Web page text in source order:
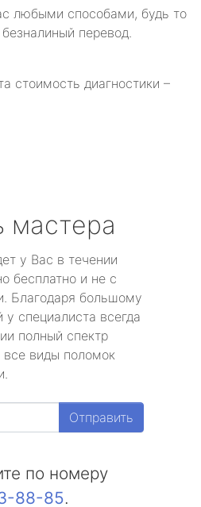
любыми способами, будь то
перевод.
стоимость диагностики –
мастера
у Вас в течении
бесплатно и не с
Благодаря большому
у специалиста всегда
полный спектр
все виды поломок
Отправить
по номеру
88-85.